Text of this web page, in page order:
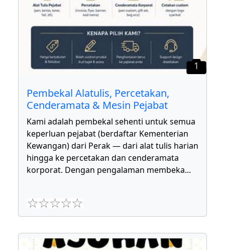
1
Pembekal Alatulis, Percetakan,
Cenderamata & Mesin Pejabat
Kami adalah pembekal sehenti untuk semua
keperluan pejabat (berdaftar Kementerian
Kewangan) dari Perak — dari alat tulis harian
hingga ke percetakan dan cenderamata
korporat. Dengan pengalaman membeka...